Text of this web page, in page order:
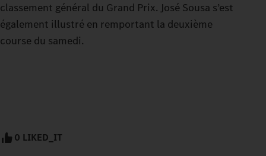
classement général du Grand Prix. José Sousa s’est
également illustré en remportant la deuxième
course du samedi.
0 LIKED_IT